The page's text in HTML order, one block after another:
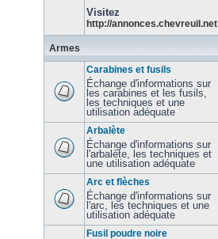
Visitez
http://annonces.chevreuil.net
Armes
Carabines et fusils
Échange d'informations sur
les carabines et les fusils,
les techniques et une
utilisation adéquate
Arbalète
Échange d'informations sur
l'arbalète, les techniques et
une utilisation adéquate
Arc et flèches
Échange d'informations sur
l'arc, les techniques et une
utilisation adéquate
Fusil poudre noire